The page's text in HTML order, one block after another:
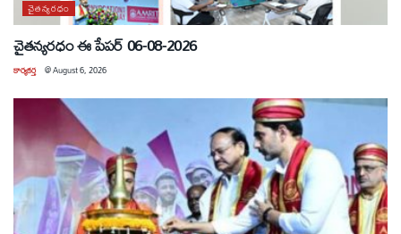
చైతన్యరధం
చైతన్యరధం ఈ పేపర్ 06-08-2026
కార్యకర్త @August 6, 2026